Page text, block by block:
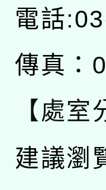
電話
傳真：
【處室
建議瀏